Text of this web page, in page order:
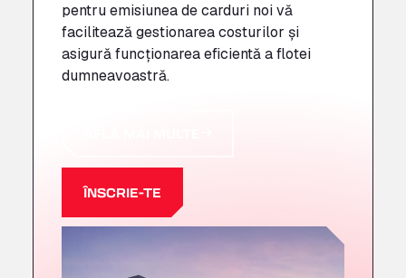
pentru emisiunea de carduri noi vă
facilitează gestionarea costurilor și
asigură funcționarea eficientă a flotei
dumneavoastră.
ÎNSCRIE-TE